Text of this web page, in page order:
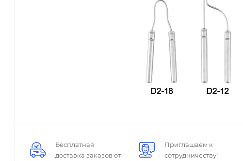
Бесплатная
доставка заказов от
Приглашаем к
сотрудничеству!